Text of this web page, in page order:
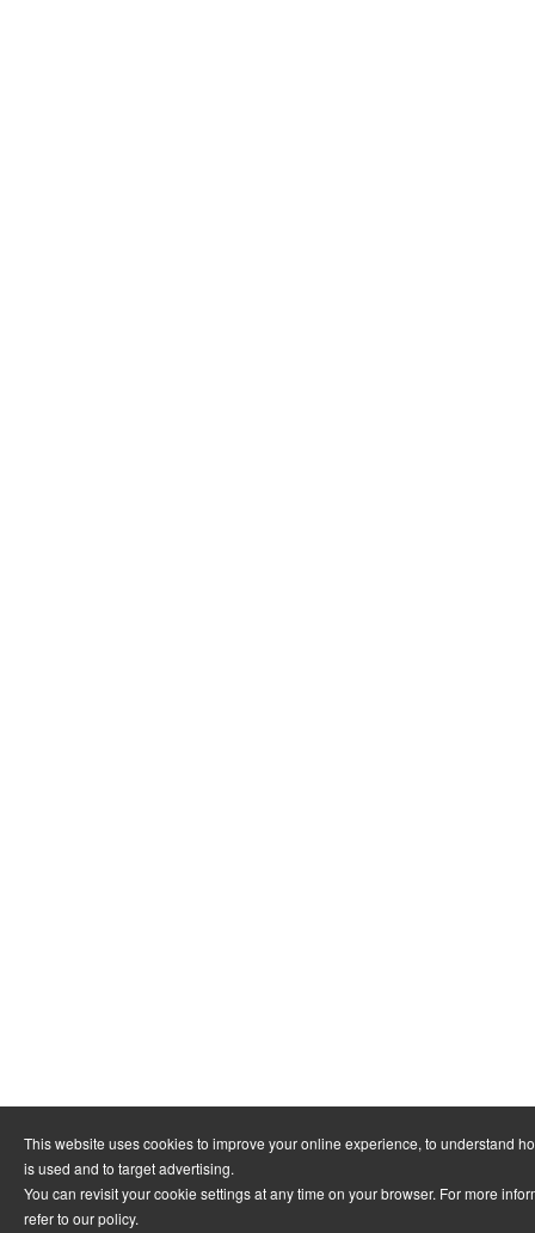
This website uses cookies to improve your online experience, to understand
is used and to target advertising.
You can revisit your cookie settings at any time on your browser. For more
refer to our policy.